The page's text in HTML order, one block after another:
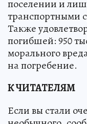
поселении и
транспортными
Также
погибшей: 950
морального
на погребение.
К ЧИТАТЕЛЯМ
Если вы стали